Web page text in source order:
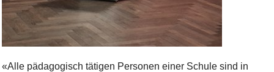
«Alle pädagogisch tätigen Personen einer Schule sind in